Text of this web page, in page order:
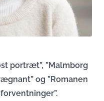
portræt”, ”Malmborg
og ”Romanen